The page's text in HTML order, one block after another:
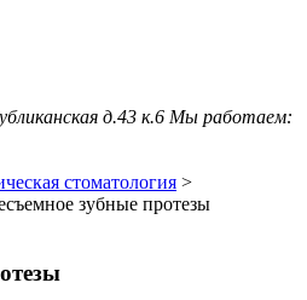
д.43 к.6 Мы работаем:
стоматология >
зубные протезы